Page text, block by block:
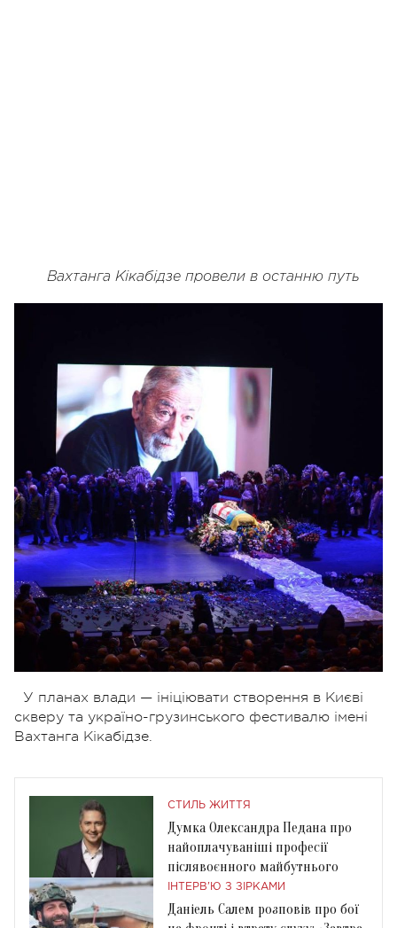
Вахтанга Кікабідзе провели в останню путь
У планах влади — ініціювати створення в Києві
скверу та україно-грузинського фестивалю імені
Вахтанга Кікабідзе.
СТИЛЬ ЖИТТЯ
Думка Олександра Педана про
найоплачуваніші професії
післявоєнного майбутнього
ІНТЕРВ'Ю З ЗІРКАМИ
Даніель Салем розповів про бої